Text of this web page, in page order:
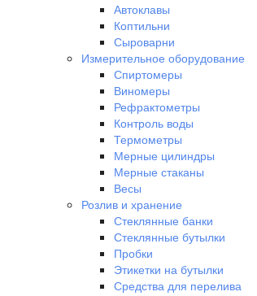
Автоклавы
Коптильни
Сыроварни
Измерительное оборудование
Спиртомеры
Виномеры
Рефрактометры
Контроль воды
Термометры
Мерные цилиндры
Мерные стаканы
Весы
Розлив и хранение
Стеклянные банки
Стеклянные бутылки
Пробки
Этикетки на бутылки
Средства для перелива